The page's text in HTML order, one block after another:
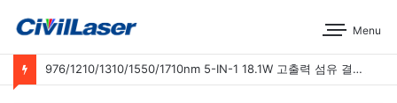
Menu
976/1210/1310/1550/1710nm 5-IN-1 18.1W 고출력 섬유 결합 레이저 운영 시연